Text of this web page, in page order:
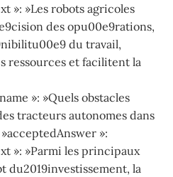
»: »Les robots agricoles
des opu00e9rations,
du travail,
ressources et facilitent la
»: »Quels obstacles
tracteurs autonomes dans
»:
»: »Parmi les principaux
la